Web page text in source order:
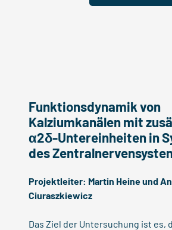
Funktionsdynamik von
Kalziumkanälen mit
α2δ-Untereinheiten in
des
Projektleiter: Martin Heineund
Ciuraszkiewicz
Das Ziel der Untersuchung ist es,